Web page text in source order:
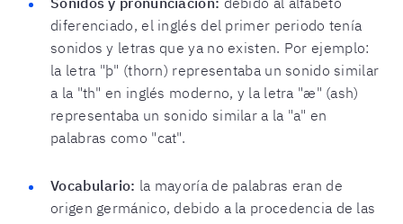
diferenciado, el inglés del primer periodo tenía
sonidos y letras que ya no existen. Por ejemplo:
la letra "þ" (thorn) representaba un sonido similar
a la "th" en inglés moderno, y la letra "æ" (ash)
representaba un sonido similar a la "a" en
palabras como "cat".
Vocabulario: la mayoría de palabras eran de
origen germánico, debido a la procedencia de las